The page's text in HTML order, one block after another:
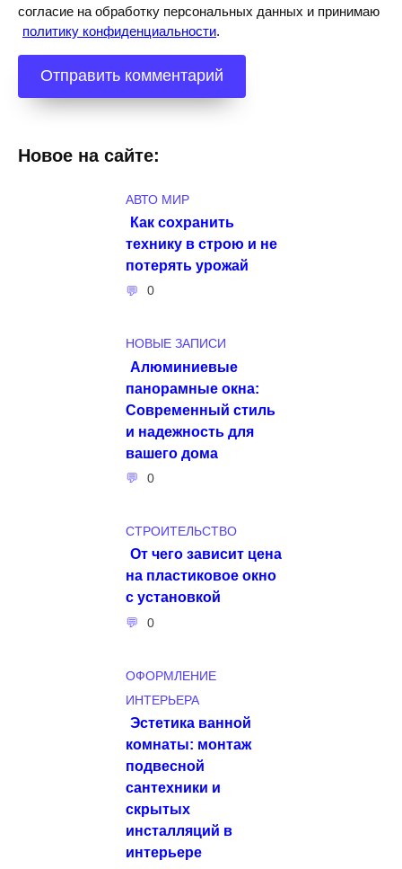
согласие на обработку персональных данных и принимаю
политику конфиденциальности.
Новое на сайте:
АВТО МИР
Как сохранить
технику в строю и не
потерять урожай
0
НОВЫЕ ЗАПИСИ
Алюминиевые
панорамные окна:
Современный стиль
и надежность для
вашего дома
0
СТРОИТЕЛЬСТВО
От чего зависит цена
на пластиковое окно
с установкой
0
ОФОРМЛЕНИЕ
ИНТЕРЬЕРА
Эстетика ванной
комнаты: монтаж
подвесной
сантехники и
скрытых
инсталляций в
интерьере